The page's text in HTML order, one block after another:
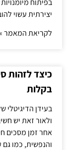
בפיתוח
יצירתית עשוי
לקריאת המאמר
כיצד לזהות
בקלות
בעידן הדיגיטלי
ולאור זאת יש
אחר זמן מסכים
והנפשית, כמו